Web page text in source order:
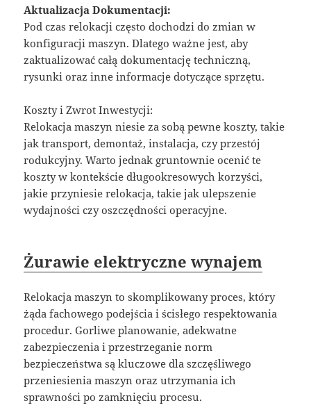
Aktualizacja Dokumentacji:
Pod czas relokacji często dochodzi do zmian w
konfiguracji maszyn. Dlatego ważne jest, aby
zaktualizować całą dokumentację techniczną,
rysunki oraz inne informacje dotyczące sprzętu.
Koszty i Zwrot Inwestycji:
Relokacja maszyn niesie za sobą pewne koszty, takie
jak transport, demontaż, instalacja, czy przestój
rodukcyjny. Warto jednak gruntownie ocenić te
koszty w kontekście długookresowych korzyści,
jakie przyniesie relokacja, takie jak ulepszenie
wydajności czy oszczędności operacyjne.
Żurawie elektryczne wynajem
Relokacja maszyn to skomplikowany proces, który
żąda fachowego podejścia i ścisłego respektowania
procedur. Gorliwe planowanie, adekwatne
zabezpieczenia i przestrzeganie norm
bezpieczeństwa są kluczowe dla szczęśliwego
przeniesienia maszyn oraz utrzymania ich
sprawności po zamknięciu procesu.